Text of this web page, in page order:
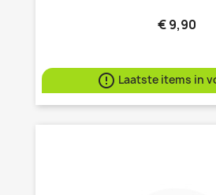
€ 9,90
 Laatste items in